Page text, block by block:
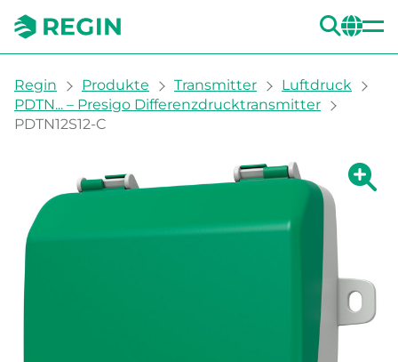
You are here:
Regin Produkte Transmitter
Luftdruck
PDTN... – Presigo Differenzdrucktransmitter
PDTN12S12-C
Zeige